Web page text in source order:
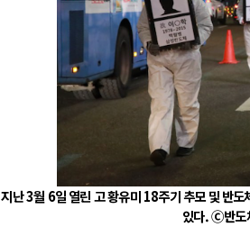
지난 3월 6일 열린 고 황유미 18주기 추모 및 반
있다. Ⓒ반도